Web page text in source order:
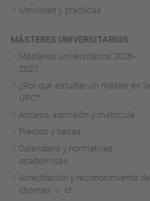
Movilidad y prácticas
MÁSTERES UNIVERSITARIOS
Másteres universitarios 2026-
2027
¿Por qué estudiar un máster en la
UPC?
Acceso, admisión y matrícula
Precios y becas
Calendario y normativas
académicas
Acreditación y reconocimiento de
idiomas